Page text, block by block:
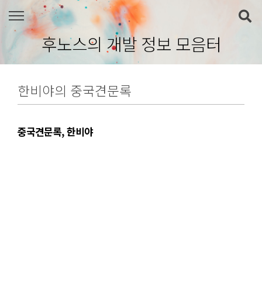
본문 바로가기
후노스의 개발 정보 모음터
한비야의 중국견문록
중국견문록, 한비야